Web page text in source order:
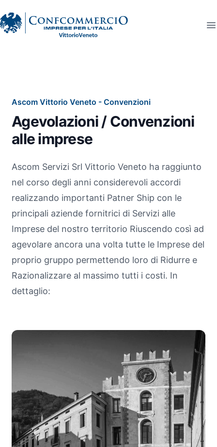
Ascom Vittorio Veneto
Ascom Vittorio Veneto - Convenzioni
Agevolazioni / Convenzioni
alle imprese
Ascom Servizi Srl Vittorio Veneto ha raggiunto
nel corso degli anni considerevoli accordi
realizzando importanti Patner Ship con le
principali aziende fornitrici di Servizi alle
Imprese del nostro territorio Riuscendo così ad
agevolare ancora una volta tutte le Imprese del
proprio gruppo permettendo loro di Ridurre e
Razionalizzare al massimo tutti i costi. In
dettaglio: